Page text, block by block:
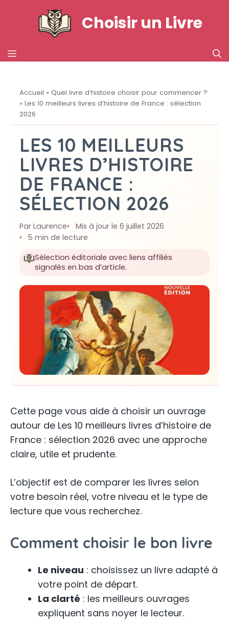
Choisir un Livre
MENU
Accueil » Quel livre d’histoire choisir pour commencer ?
» Les 10 meilleurs livres d’histoire de France : sélection
2026
LES 10 MEILLEURS
LIVRES D’HISTOIRE
DE FRANCE :
SÉLECTION 2026
Par Laurence
Mis à jour le 6 juillet 2026
5 min de lecture
Sélection éditoriale avec liens affiliés
signalés en bas d’article.
Cette page vous aide à choisir un ouvrage
autour de Les 10 meilleurs livres d’histoire de
France : sélection 2026 avec une approche
claire, utile et prudente.
L’objectif est de comparer les livres selon
votre besoin réel, votre niveau et le type de
lecture que vous recherchez.
Comment choisir le bon livre
Le niveau : choisissez un livre adapté à
votre point de départ.
La clarté : les meilleurs ouvrages
expliquent sans noyer le lecteur.